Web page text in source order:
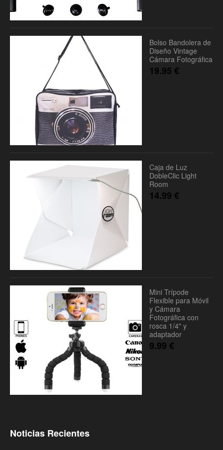
Bolso Bandolera de
Diseño Vintage
Cámara Fotográfica
19.95 €
Caja de Luz
DobleClic Light
Room
14.99 €
Mini Trípode
Flexible para Móvil
y Cámara
Fotográfica con
rosca 1/4" y
adaptador
9.99 €
Noticias Recientes